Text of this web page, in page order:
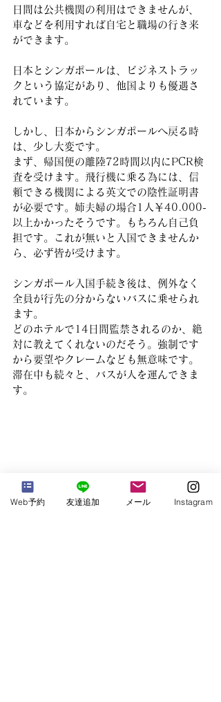
日間は公共機関の利用はできませんが、
車などを利用すれば自宅と職場の行き来
ができます。
日本とシンガポールは、ビジネストラッ
クという協定があり、他国よりも優遇さ
れています。
しかし、日本からシンガポールへ戻る時
は、少し大変です。
まず、帰国便の離陸72時間以内にPCR検
査を受けます。飛行機に乗る為には、信
頼できる機関による英文での陰性証明書
が必要です。姉夫婦の場合1人￥40.000-
以上かかったそうです。もちろん自己負
担です。これが無いと入国できませんか
ら、必ず皆が受けます。
シンガポール入国手続き後は、例外なく
全員が行先の分からないバスに乗せられ
ます。
どのホテルで14日間監禁されるのか、絶
対に教えてくれないのだそう。強制です
から要望やクレームなども無意味です。
滞在中も続々と、バスが人を運んできま
す。
Web予約 友達追加 メール Instagram